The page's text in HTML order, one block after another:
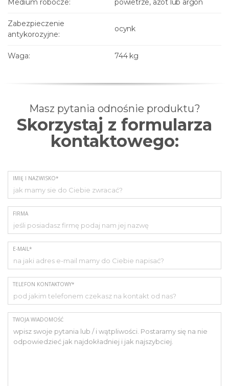
Medium robocze: powietrze, azot lub argon
Zabezpieczenie
antykorozyjne:
ocynk
Waga: 744 kg
Masz pytania odnośnie produktu?
Skorzystaj z formularza
kontaktowego:
IMIĘ I NAZWISKO*
FIRMA
E-MAIL*
TELEFON KONTAKTOWY*
TWOJA WIADOMOŚĆ